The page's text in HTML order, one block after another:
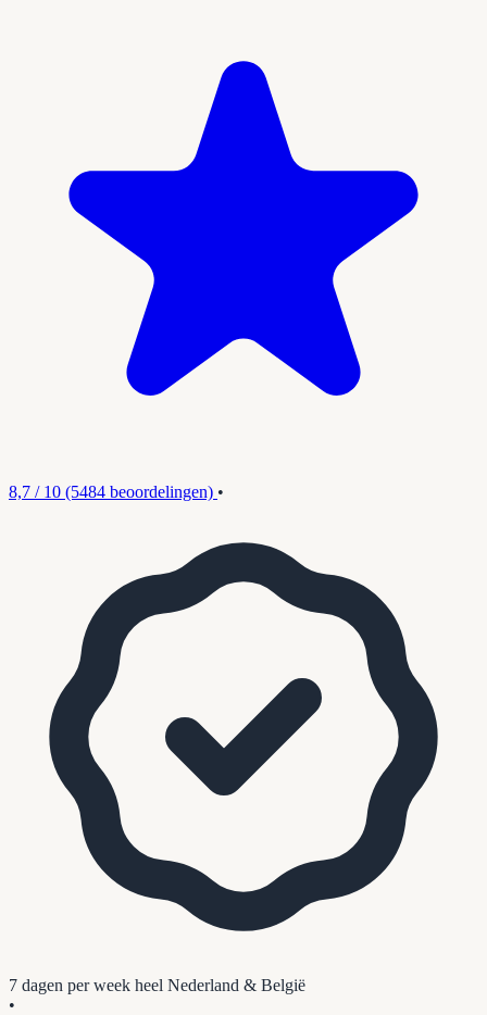
8,7 / 10 (5484 beoordelingen) •
7 dagen per week heel Nederland & België
•